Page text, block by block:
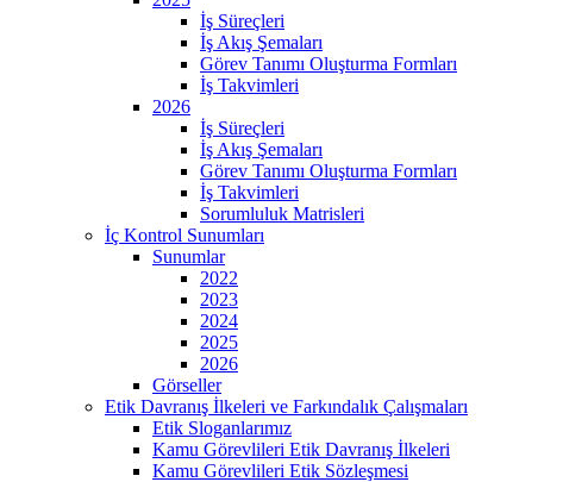
İş Süreçleri
İş Akış Şemaları
Görev Tanımı Oluşturma Formları
İş Takvimleri
2026
İş Süreçleri
İş Akış Şemaları
Görev Tanımı Oluşturma Formları
İş Takvimleri
Sorumluluk Matrisleri
İç Kontrol Sunumları
Sunumlar
2022
2023
2024
2025
2026
Görseller
Etik Davranış İlkeleri ve Farkındalık Çalışmaları
Etik Sloganlarımız
Kamu Görevlileri Etik Davranış İlkeleri
Kamu Görevlileri Etik Sözleşmesi